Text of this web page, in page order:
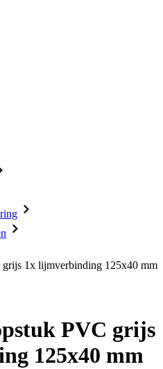
1x lijmverbinding 125x40 mm
PVC grijs
125x40 mm